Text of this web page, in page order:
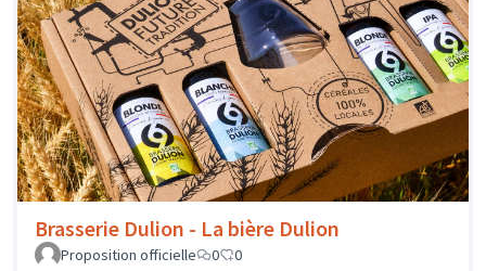
Brasserie Dulion - La bière Dulion
Proposition officielle 0 0